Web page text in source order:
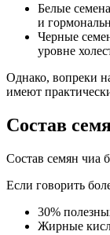
Белые
и
Черные
уровне
Однако, вопреки
имеют
Состав
Состав семян чиа
Если говорить
30%
Жирные